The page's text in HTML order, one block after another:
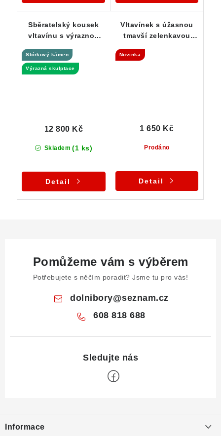
Sběratelský kousek
vltavínu s výraznou
6,88 g
Sbírkový kámen
Výrazná skulptace
Skladem (1 ks)
12 800 Kč
Detail
Vltavínek s úžasnou
tmavší zelenkavou
Novinka
Prodáno
1 650 Kč
Detail
Pomůžeme vám s výběrem
Potřebujete s něčím poradit? Jsme tu pro vás!
dolnibory@seznam.cz
608 818 688
pInformace